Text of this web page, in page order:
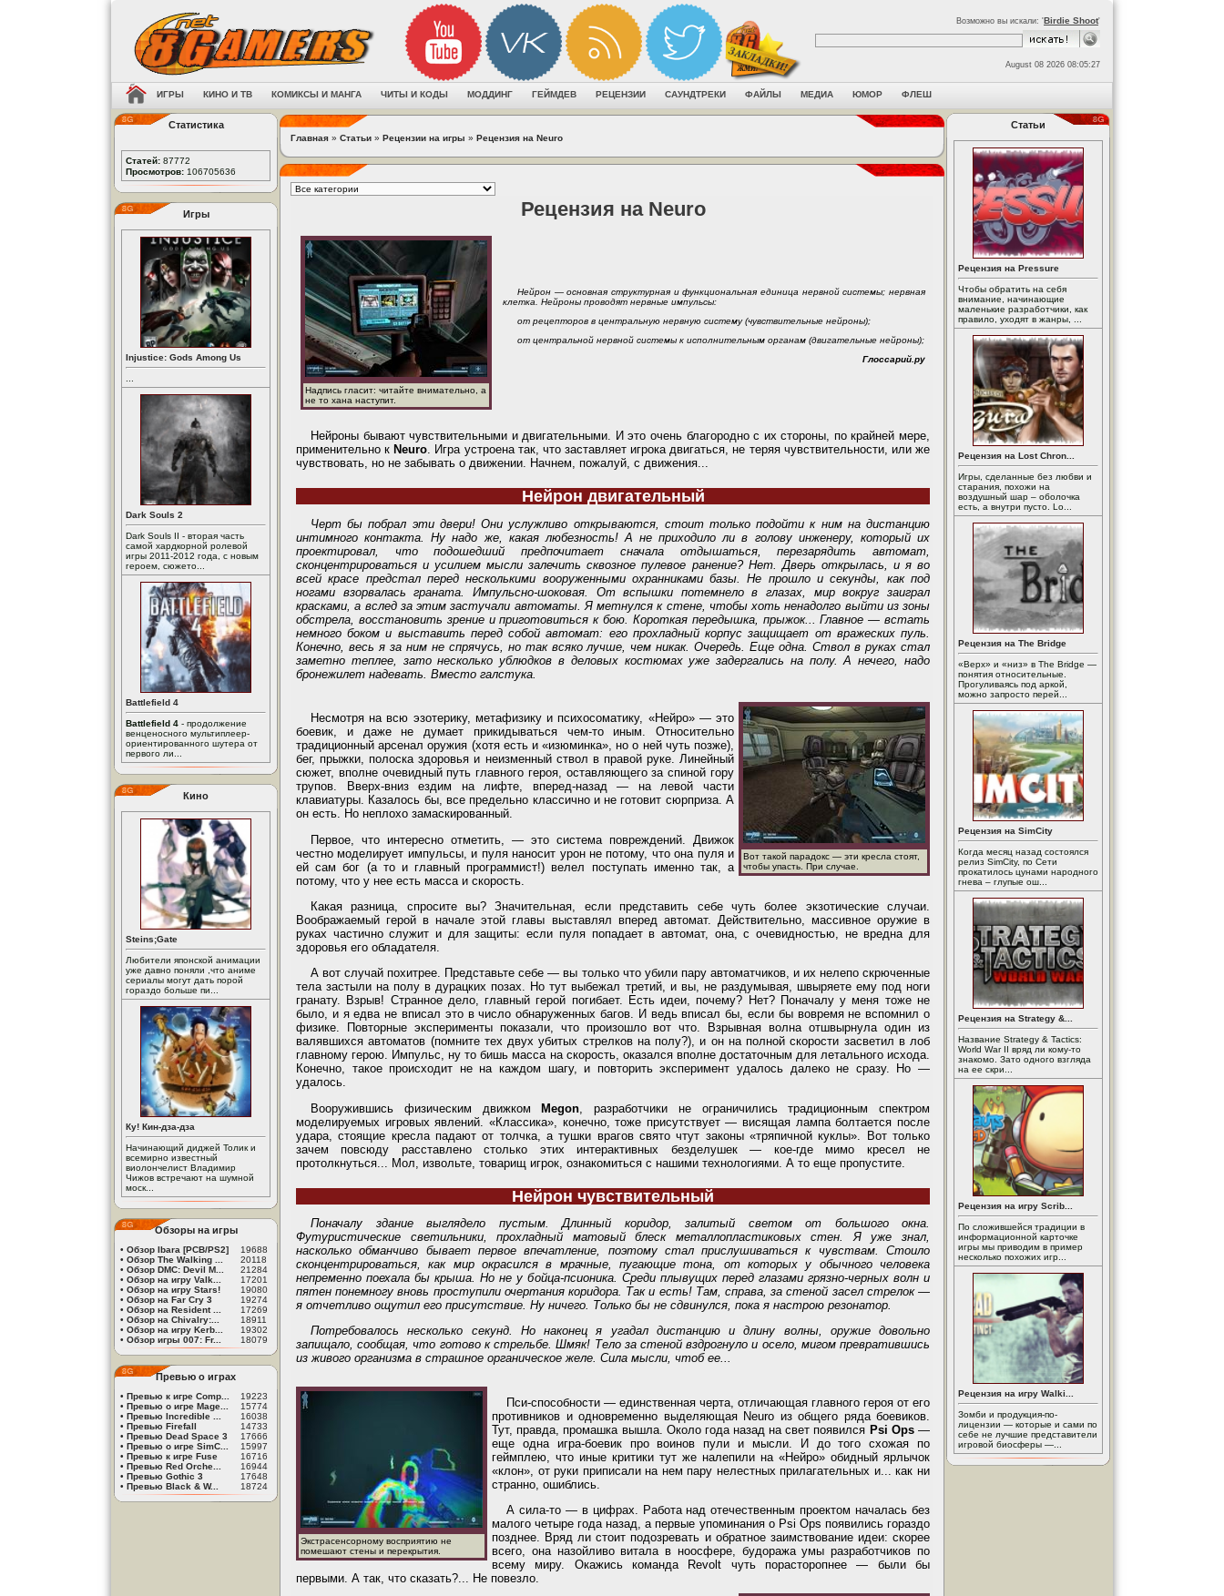
Возможно вы искали: 'Birdie Shoot'
August 08 2026 08:05:27
ИГРЫ КИНО И ТВ КОМИКСЫ И МАНГА ЧИТЫ И КОДЫ МОДДИНГ ГЕЙМДЕВ РЕЦЕНЗИИ САУНДТРЕКИ ФАЙЛЫ МЕДИА ЮМОР ФЛЕШ
Статистика
Статей: 87772
Просмотров: 106705636
Игры
Injustice: Gods Among Us
Dark Souls 2
Dark Souls II - вторая часть
самой хардкорной ролевой
игры 2011-2012 года, с новым
героем, сюжето...
Battlefield 4
Battlefield 4 - продолжение
венценосного мультиплеер-
ориентированного шутера от
первого ли...
Кино
Steins;Gate
Любители японской анимации
уже давно поняли ,что аниме
сериалы могут дать порой
гораздо больше пи...
Ку! Кин-дза-дза
Начинающий диджей Толик и
всемирно известный
виолончелист Владимир
Чижов встречают на шумной
моск...
Обзоры на игры
• Обзор Ibara [PCB/PS2]
19688
• Обзор The Walking ...
20118
• Обзор DMC: Devil M...
21284
• Обзор на игру Valk...
17201
• Обзор на игру Stars!
19080
• Обзор на Far Cry 3
19274
• Обзор на Resident ...
17269
• Обзор на Chivalry:...
18911
• Обзор на игру Kerb...
19302
• Обзор игры 007: Fr... 18079
Превью о играх
• Превью к игре Comp...
19223
• Превью о игре Mage...
15774
• Превью Incredible ...
16038
• Превью Firefall
14733
• Превью Dead Space 3
17666
• Превью о игре SimC...
15997
• Превью к игре Fuse
16716
• Превью Red Orche...
16944
• Превью Gothic 3
17648
• Превью Black & W... 18724
Главная » Статьи » Рецензии на игры » Рецензия на Neuro
Рецензия на Neuro
Надпись гласит: читайте внимательно, а
не то хана наступит.
Нейрон — основная структурная и функциональная единица нервной системы; нервная
клетка. Нейроны проводят нервные импульсы:
от рецепторов в центральную нервную систему (чувствительные нейроны);
от центральной нервной системы к исполнительным органам (двигательные нейроны);
Глоссарий.ру
Нейроны бывают чувствительными и двигательными. И это очень благородно с их стороны, по крайней мере,
применительно к Neuro. Игра устроена так, что заставляет игрока двигаться, не теряя чувствительности, или же
чувствовать, но не забывать о движении. Начнем, пожалуй, с движения...
Нейрон двигательный
Черт бы побрал эти двери! Они услужливо открываются, стоит только подойти к ним на дистанцию
интимного контакта. Ну надо же, какая любезность! А не приходило ли в голову инженеру, который их
проектировал, что подошедший предпочитает сначала отдышаться, перезарядить автомат,
сконцентрироваться и усилием мысли залечить сквозное пулевое ранение? Нет. Дверь открылась, и я во
всей красе предстал перед несколькими вооруженными охранниками базы. Не прошло и секунды, как под
ногами взорвалась граната. Импульсно-шоковая. От вспышки потемнело в глазах, мир вокруг заиграл
красками, а вслед за этим застучали автоматы. Я метнулся к стене, чтобы хоть ненадолго выйти из зоны
обстрела, восстановить зрение и приготовиться к бою. Короткая передышка, прыжок... Главное — встать
немного боком и выставить перед собой автомат: его прохладный корпус защищает от вражеских пуль.
Конечно, весь я за ним не спрячусь, но так всяко лучше, чем никак. Очередь. Еще одна. Ствол в руках стал
заметно теплее, зато несколько ублюдков в деловых костюмах уже задергались на полу. А нечего, надо
бронежилет надевать. Вместо галстука.
Вот такой парадокс — эти кресла стоят,
чтобы упасть. При случае.
Несмотря на всю эзотерику, метафизику и психосоматику, «Нейро» — это
боевик, и даже не думает прикидываться чем-то иным. Относительно
традиционный арсенал оружия (хотя есть и «изюминка», но о ней чуть позже),
бег, прыжки, полоска здоровья и неизменный ствол в правой руке. Линейный
сюжет, вполне очевидный путь главного героя, оставляющего за спиной гору
трупов. Вверх-вниз ездим на лифте, вперед-назад — на левой части
клавиатуры. Казалось бы, все предельно классично и не готовит сюрприза. А
он есть. Но неплохо замаскированный.
Первое, что интересно отметить, — это система повреждений. Движок
честно моделирует импульсы, и пуля наносит урон не потому, что она пуля и
ей сам бог (а то и главный программист!) велел поступать именно так, а
потому, что у нее есть масса и скорость.
Какая разница, спросите вы? Значительная, если представить себе чуть более экзотические случаи.
Воображаемый герой в начале этой главы выставлял вперед автомат. Действительно, массивное оружие в
руках частично служит и для защиты: если пуля попадает в автомат, она, с очевидностью, не вредна для
здоровья его обладателя.
А вот случай похитрее. Представьте себе — вы только что убили пару автоматчиков, и их нелепо скрюченные
тела застыли на полу в дурацких позах. Но тут выбежал третий, и вы, не раздумывая, швыряете ему под ноги
гранату. Взрыв! Странное дело, главный герой погибает. Есть идеи, почему? Нет? Поначалу у меня тоже не
было, и я едва не вписал это в число обнаруженных багов. И ведь вписал бы, если бы вовремя не вспомнил о
физике. Повторные эксперименты показали, что произошло вот что. Взрывная волна отшвырнула один из
валявшихся автоматов (помните тех двух убитых стрелков на полу?), и он на полной скорости засветил в лоб
главному герою. Импульс, ну то бишь масса на скорость, оказался вполне достаточным для летального исхода.
Конечно, такое происходит не на каждом шагу, и повторить эксперимент удалось далеко не сразу. Но —
удалось.
Вооружившись физическим движкомMegon , разработчики не ограничились традиционным спектром
моделируемых игровых явлений. «Классика», конечно, тоже присутствует — висящая лампа болтается после
удара, стоящие кресла падают от толчка, а тушки врагов свято чтут законы «тряпичной куклы». Вот только
зачем повсюду расставлено столько этих интерактивных безделушек — кое-где мимо кресел не
протолкнуться... Мол, извольте, товарищ игрок, ознакомиться с нашими технологиями. А то еще пропустите.
Нейрон чувствительный
Поначалу здание выглядело пустым. Длинный коридор, залитый светом от большого окна.
Футуристические светильники, прохладный матовый блеск металлопластиковых стен. Я уже знал,
насколько обманчиво бывает первое впечатление, поэтому стал прислушиваться к чувствам. Стоило
сконцентрироваться, как мир окрасился в мрачные, пугающие тона, от которых у обычного человека
непременно поехала бы крыша. Но не у бойца-псионика. Среди плывущих перед глазами грязно-черных волн и
пятен понемногу вновь проступили очертания коридора. Так и есть! Там, справа, за стеной засел стрелок —
я отчетливо ощутил его присутствие. Ну ничего. Только бы не сдвинулся, пока я настрою резонатор.
Потребовалось несколько секунд. Но наконец я угадал дистанцию и длину волны, оружие довольно
запищало, сообщая, что готово к стрельбе. Шмяк! Тело за стеной вздрогнуло и осело, мигом превратившись
из живого организма в страшное органическое желе. Сила мысли, чтоб ее...
Экстрасенсорному восприятию не
помешают стены и перекрытия.
Пси-способности — единственная черта, отличающая главного героя от его
противников и одновременно выделяющая Neuro из общего ряда боевиков.
Тут, правда, промашка вышла. Около года назад на свет появился Psi Ops—
еще одна игра-боевик про воинов пули и мысли. И до того схожая по
геймплею, что иные критики тут же налепили на «Нейро» обидный ярлычок
«клон», от руки приписали на нем пару нелестных прилагательных и... как ни
странно, ошиблись.
А сила-то — в цифрах. Работа над отечественным проектом началась без
малого четыре года назад, а первые упоминания о Psi Ops появились гораздо
позднее. Вряд ли стоит подозревать и обратное заимствование идеи: скорее
всего, она назойливо витала в ноосфере, будоража умы разработчиков по
всему миру. Окажись команда Revolt чуть порасторопнее — были бы
первыми. А так, что сказать?... Не повезло.
Статьи
Рецензия на Pressure
Чтобы обратить на себя
внимание, начинающие
маленькие разработчики, как
правило, уходят в жанры, ...
Рецензия на Lost Chron...
Игры, сделанные без любви и
старания, похожи на
воздушный шар – оболочка
есть, а внутри пусто. Lo...
Рецензия на The Bridge
«Верх» и «низ» в The Bridge —
понятия относительные.
Прогуливаясь под аркой,
можно запросто перей...
Рецензия на SimCity
Когда месяц назад состоялся
релиз SimCity, по Сети
прокатилось цунами народного
гнева – глупые ош...
Рецензия на Strategy &...
Название Strategy & Tactics:
World War II вряд ли кому-то
знакомо. Зато одного взгляда
на ее скри...
Рецензия на игру Scrib...
По сложившейся традиции в
информационной карточке
игры мы приводим в пример
несколько похожих игр...
Рецензия на игру Walki...
Зомби и продукция-по-
лицензии — которые и сами по
себе не лучшие представители
игровой биосферы —...